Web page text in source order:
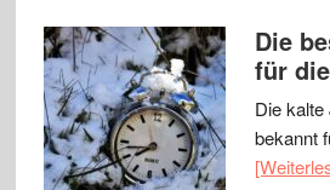
Die
für
Die
bekannt